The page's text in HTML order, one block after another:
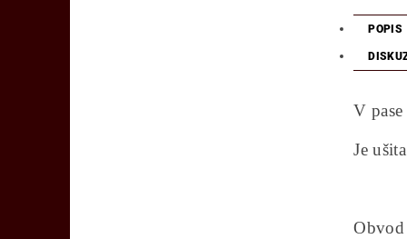
POPIS
V
Je
Obvod